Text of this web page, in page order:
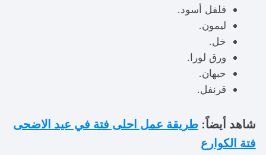
فلفل أسود.
ليمون.
خل.
ورق لورا.
حبهان.
قرنفل.
شاهد أيضاً:طريقة عمل احلى فتة في عيد الاضحى
فتة الكوارع